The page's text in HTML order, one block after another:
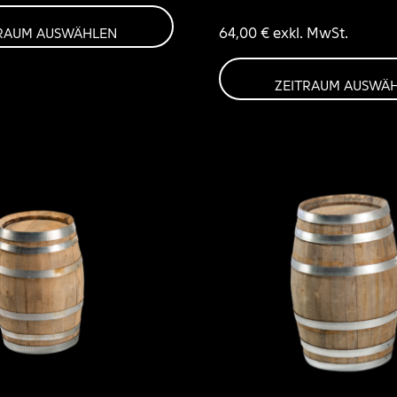
AUSWÄHLEN 64,00 €exkl. MwSt.
ZEITRAUM